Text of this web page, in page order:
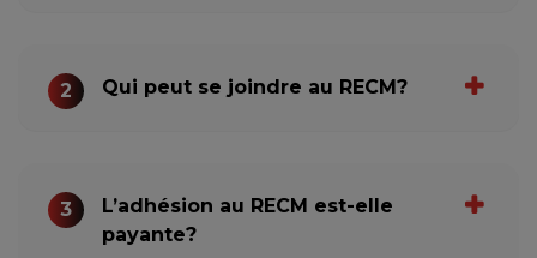
2 Qui peut se joindre au RECM?
3
L’adhésion au RECM est-elle
payante?